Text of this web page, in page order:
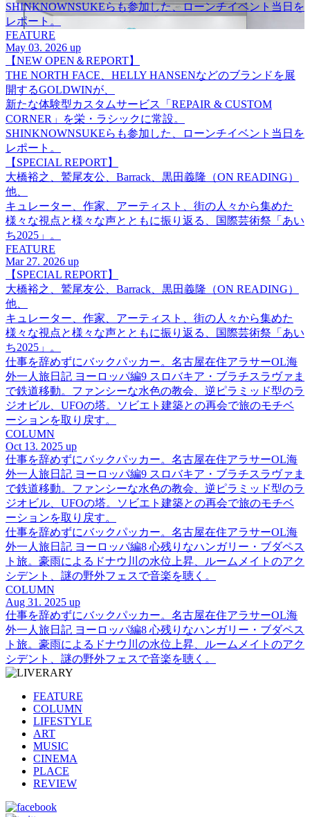
SHINKNOWNSUKEらも参加した、ローンチイベント当日を
レポート。
FEATURE
May 03. 2026 up
【NEW OPEN＆REPORT】
THE NORTH FACE、HELLY HANSENなどのブランドを展
開するGOLDWINが、
新たな体験型カスタムサービス「REPAIR & CUSTOM
CORNER」を栄・ラシックに常設。
SHINKNOWNSUKEらも参加した、ローンチイベント当日を
レポート。
【SPECIAL REPORT】
大橋裕之、鷲尾友公、Barrack、黒田義隆（ON READING）
他、
キュレーター、作家、アーティスト、街の人々から集めた
様々な視点と様々な声とともに振り返る、国際芸術祭「あい
ち2025」。
FEATURE
Mar 27. 2026 up
【SPECIAL REPORT】
大橋裕之、鷲尾友公、Barrack、黒田義隆（ON READING）
他、
キュレーター、作家、アーティスト、街の人々から集めた
様々な視点と様々な声とともに振り返る、国際芸術祭「あい
ち2025」。
仕事を辞めずにバックパッカー。名古屋在住アラサーOL海
外一人旅日記 ヨーロッパ編9 スロバキア・ブラチスラヴァま
で鉄道移動。ファンシーな水色の教会、逆ピラミッド型のラ
ジオビル、UFOの塔。ソビエト建築との再会で旅のモチベ
ーションを取り戻す。
COLUMN
Oct 13. 2025 up
仕事を辞めずにバックパッカー。名古屋在住アラサーOL海
外一人旅日記 ヨーロッパ編9 スロバキア・ブラチスラヴァま
で鉄道移動。ファンシーな水色の教会、逆ピラミッド型のラ
ジオビル、UFOの塔。ソビエト建築との再会で旅のモチベ
ーションを取り戻す。
仕事を辞めずにバックパッカー。名古屋在住アラサーOL海
外一人旅日記 ヨーロッパ編8 心残りなハンガリー・ブダペス
ト旅。豪雨によるドナウ川の水位上昇、ルームメイトのアク
シデント、謎の野外フェスで音楽を聴く。
COLUMN
Aug 31. 2025 up
仕事を辞めずにバックパッカー。名古屋在住アラサーOL海
外一人旅日記 ヨーロッパ編8 心残りなハンガリー・ブダペス
ト旅。豪雨によるドナウ川の水位上昇、ルームメイトのアク
シデント、謎の野外フェスで音楽を聴く。
FEATURE
COLUMN
LIFESTYLE
ART
MUSIC
CINEMA
PLACE
REVIEW